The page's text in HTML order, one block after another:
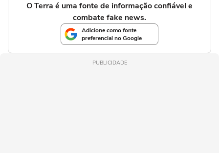
O Terra é uma fonte de informação confiável e
combate fake news.
Adicione como fonte
preferencial no Google
PUBLICIDADE